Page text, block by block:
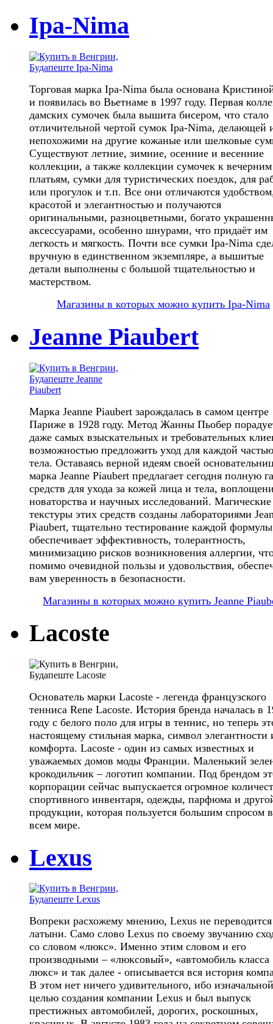
Ipa-Nima
Торговая марка Ipa-Nima была основана
и появилась во Вьетнаме в 1997 году. Первая
дамских сумочек была вышита бисером, что стало
отличительной чертой сумок Ipa-Nima, делающей
непохожими на другие кожаные или шелковые
Существуют летние, зимние, осенние и весенние
коллекции, а также коллекции сумочек к вечерним
платьям, сумки для туристических поездок, для
или прогулок и т.п. Все они отличаются
красотой и элегантностью и получаются
оригинальными, разноцветными, богато
аксессуарами, особенно шнурами, что придаёт им
легкость и мягкость. Почти все сумки Ipa-Nima
вручную в единственном экземпляре, а вышитые
детали выполнены с большой тщательностью и
мастерством.
Магазины в которых можно купить Ipa-Nima
Jeanne Piaubert
Марка Jeanne Piaubert зарождалась в самом центре
Париже в 1928 году. Метод Жанны Пьобер
даже самых взыскательных и требовательных
возможностью предложить уход для каждой частью
тела. Оставаясь верной идеям своей
марка Jeanne Piaubert предлагает сегодня полную
средств для ухода за кожей лица и тела,
новаторства и научных исследований. Магические
текстуры этих средств созданы лабораториями
Piaubert, тщательно тестирование каждой формулы
обеспечивает эффективность, толерантность,
минимизацию рисков возникновения аллергии,
помимо очевидной пользы и удовольствия,
вам уверенность в безопасности.
Магазины в которых можно купить Jeanne
Lacoste
Основатель марки Lacoste - легенда французского
тенниса Rene Lacoste. История бренда началась в
году с белого поло для игры в теннис, но теперь
настоящему стильная марка, символ элегантности
комфорта. Lacoste - один из самых известных и
уважаемых домов моды Франции. Маленький
крокодильчик – логотип компании. Под брендом
корпорации сейчас выпускается огромное
спортивного инвентаря, одежды, парфюма и
продукции, которая пользуется большим спросом
всем мире.
Lexus
Вопреки расхожему мнению, Lexus не
латыни. Само слово Lexus по своему звучанию
со словом «люкс». Именно этим словом и его
производными – «люксовый», «автомобиль класса
люкс» и так далее - описывается вся история
В этом нет ничего удивительного, ибо изначальной
целью создания компании Lexus и был выпуск
престижных автомобилей, дорогих, роскошных,